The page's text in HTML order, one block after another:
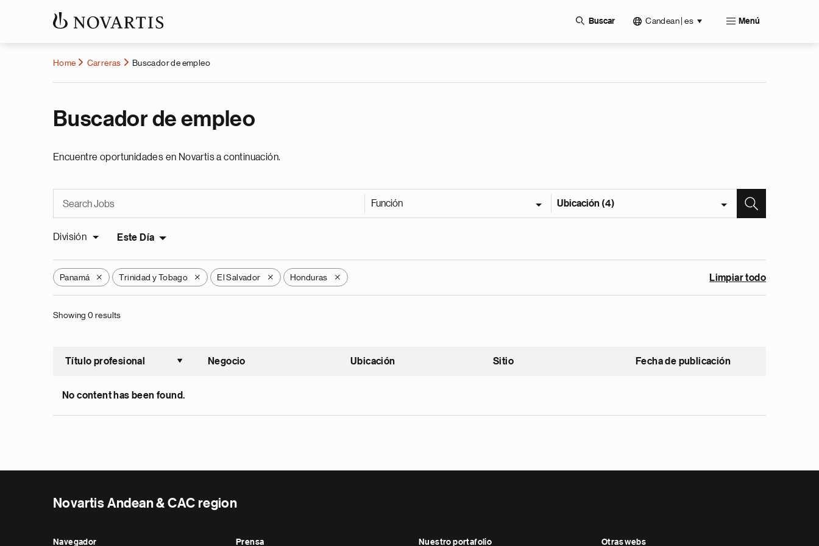
Buscar Candean | es Menú
Home Carreras Buscador de empleo
Buscador de empleo
Encuentre oportunidades en Novartis a continuación.
Función Ubicación (4)
División Este Día
Panamá X Trinidad y Tobago X El Salvador X Honduras X Limpiar todo
Showing 0 results
Título profesional
Ordenar ascendente
Negocio Ubicación Sitio Fecha de publicación
No content has been found.
Novartis Andean & CAC region
Navegador Prensa Nuestro portafolio Otras webs